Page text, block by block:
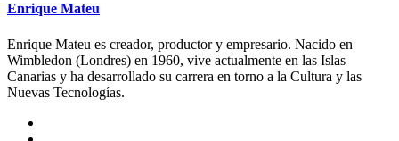
Enrique Mateu
Enrique Mateu es creador, productor y empresario. Nacido en
Wimbledon (Londres) en 1960, vive actualmente en las Islas
Canarias y ha desarrollado su carrera en torno a la Cultura y las
Nuevas Tecnologías.